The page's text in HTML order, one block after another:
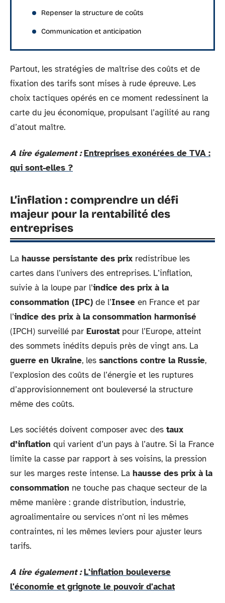
Repenser la structure de coûts
Communication et anticipation
Partout, les stratégies de maîtrise des coûts et de
fixation des tarifs sont mises à rude épreuve. Les
choix tactiques opérés en ce moment redessinent la
carte du jeu économique, propulsant l’agilité au rang
d’atout maître.
A lire également : Entreprises exonérées de TVA :
qui sont-elles ?
L’inflation : comprendre un défi
majeur pour la rentabilité des
entreprises
La hausse persistante des prix redistribue les
cartes dans l’univers des entreprises. L’inflation,
suivie à la loupe par l’indice des prix à la
consommation (IPC) de l’Insee en France et par
l’indice des prix à la consommation harmonisé
(IPCH) surveillé par Eurostat pour l’Europe, atteint
des sommets inédits depuis près de vingt ans. La
guerre en Ukraine, les sanctions contre la Russie,
l’explosion des coûts de l’énergie et les ruptures
d’approvisionnement ont bouleversé la structure
même des coûts.
Les sociétés doivent composer avec des taux
d’inflation qui varient d’un pays à l’autre. Si la France
limite la casse par rapport à ses voisins, la pression
sur les marges reste intense. La hausse des prix à la
consommation ne touche pas chaque secteur de la
même manière : grande distribution, industrie,
agroalimentaire ou services n’ont ni les mêmes
contraintes, ni les mêmes leviers pour ajuster leurs
tarifs.
A lire également : L'inflation bouleverse
l'économie et grignote le pouvoir d'achat